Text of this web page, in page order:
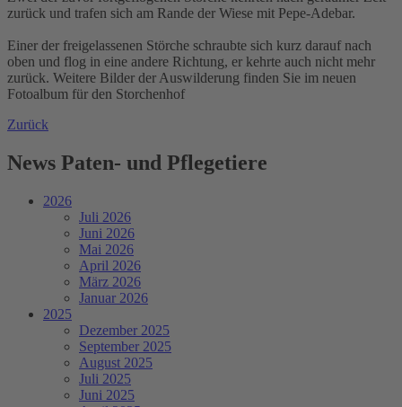
zurück und trafen sich am Rande der Wiese mit Pepe-Adebar.
Einer der freigelassenen Störche schraubte sich kurz darauf nach
oben und flog in eine andere Richtung, er kehrte auch nicht mehr
zurück. Weitere Bilder der Auswilderung finden Sie im neuen
Fotoalbum für den Storchenhof
Zurück
News Paten- und Pflegetiere
2026
Juli 2026
Juni 2026
Mai 2026
April 2026
März 2026
Januar 2026
2025
Dezember 2025
September 2025
August 2025
Juli 2025
Juni 2025